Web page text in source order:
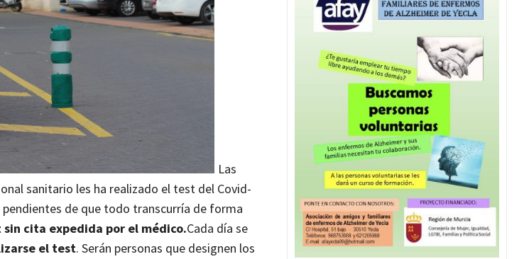
Las
sanitario les ha realizado el test del Covid-
pendientes de que todo transcurría de forma
cita expedida por el médico.Cada día se
el test. Serán personas que designen los